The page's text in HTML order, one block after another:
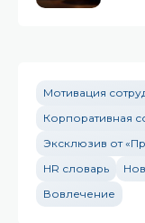
Мотивация
Корпоративная
Эксклюзив от
HR словарь
Вовлечение